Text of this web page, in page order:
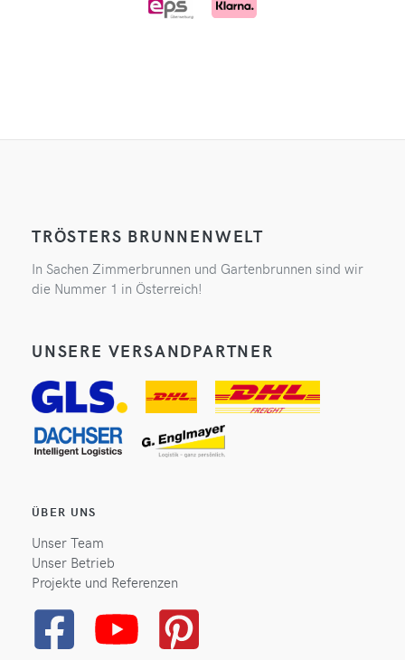
TRÖSTERS BRUNNENWELT
In Sachen Zimmerbrunnen und Gartenbrunnen sind wir
die Nummer 1 in Österreich!
UNSERE VERSANDPARTNER
ÜBER UNS
Unser Team
Unser Betrieb
Projekte und Referenzen